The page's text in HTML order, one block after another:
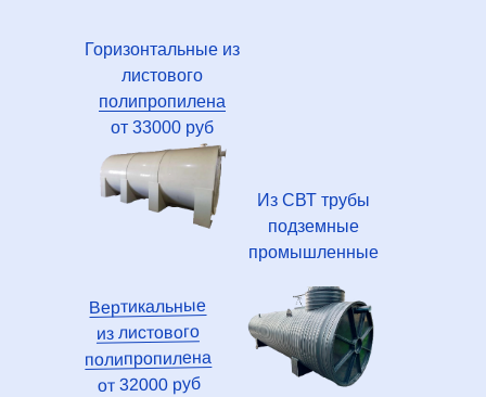
Горизонтальные из
листового
полипропилена
от 33000 руб
Из СВТ трубы
подземные
промышленные
Вертикальные
из листового
полипропилена
от 32000 руб